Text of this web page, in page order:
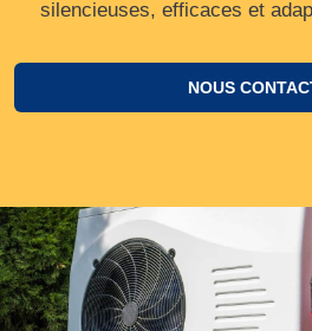
silencieuses, efficaces et
NOUS